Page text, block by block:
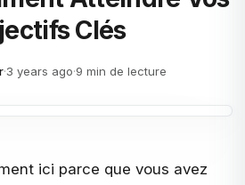
Clés
·3 years ago·9 min de lecture
ici parce que vous avez